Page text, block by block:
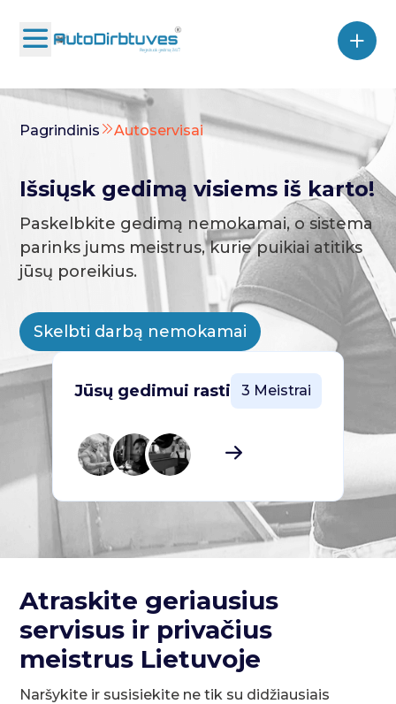
Pagrindinis Autoservisai
Išsiųsk gedimą visiems iš karto!
Paskelbkite gedimą nemokamai, o sistema
parinks jums meistrus, kurie puikiai atitiks
jūsų poreikius.
Skelbti darbą nemokamai
Jūsų gedimui rasti 3 Meistrai
Atraskite geriausius
servisus ir privačius
meistrus Lietuvoje
Naršykite ir susisiekite ne tik su didžiausiais